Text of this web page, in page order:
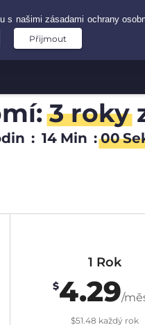
3 roky
: 13 Min : 59
1 Rok
$4.29/
$51.48 každý rok